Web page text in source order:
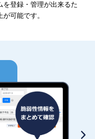
を登録・管理が出来るた
可能です。